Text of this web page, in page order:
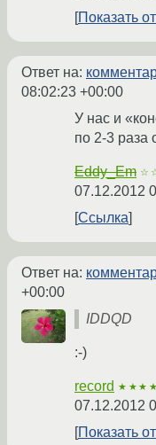
Показать
Ответ на:
08:02:23 +00:00
У нас и
по 2-3 раза
Eddy_Em
07.12.2012
Ссылка
Ответ на:
+00:00
IDDQD
:-)
record
07.12.2012
Показать